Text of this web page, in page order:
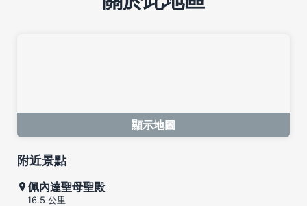
顯示地圖
附近景點
佩內達聖母聖殿
16.5 公里